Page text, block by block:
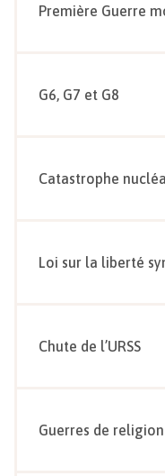
Première Guerre
G6, G7 et G8
Catastrophe
Loi sur la liberté
Chute de l’URSS
Guerres de religion